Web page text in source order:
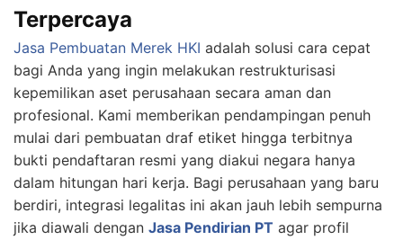
Terpercaya
Jasa Pembuatan Merek HKI adalah solusi cara cepat
bagi Anda yang ingin melakukan restrukturisasi
kepemilikan aset perusahaan secara aman dan
profesional. Kami memberikan pendampingan penuh
mulai dari pembuatan draf etiket hingga terbitnya
bukti pendaftaran resmi yang diakui negara hanya
dalam hitungan hari kerja. Bagi perusahaan yang baru
berdiri, integrasi legalitas ini akan jauh lebih sempurna
jika diawali dengan Jasa Pendirian PT agar profil